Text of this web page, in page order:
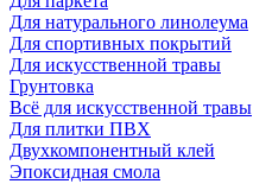
Для натурального линолеума
Для спортивных покрытий
Для искусственной травы
Грунтовка
Всё для искусственной травы
Для плитки ПВХ
Двухкомпонентный клей
Эпоксидная смола